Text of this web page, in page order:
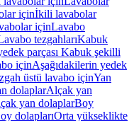
içinİkili lavabolar
içinLavabo
tezgahlarıKabuk
parçası Kabuk şekilli
içinAşağıdakilerin yedek
üstü lavabo içinYan
dolaplarAlçak yan
yan dolaplarBoy
dolaplarıOrta yükseklikte